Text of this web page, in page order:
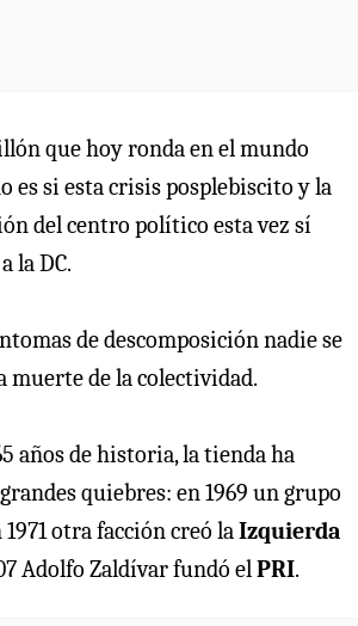
que hoy ronda en el mundo
es si esta crisis posplebiscito y la
del centro político esta vez sí
la DC.
de descomposición nadie se
muerte de la colectividad.
años de historia, la tienda ha
quiebres: en 1969 un grupo
1971 otra facción creó la Izquierda
Adolfo Zaldívar fundó el PRI.